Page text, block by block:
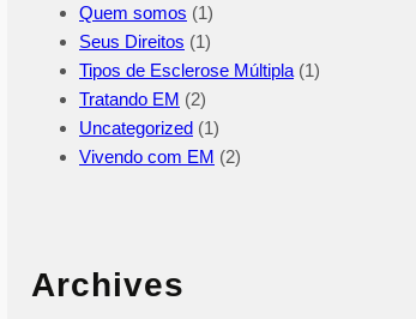
Quem somos (1)
Seus Direitos (1)
Tipos de Esclerose Múltipla (1)
Tratando EM (2)
Uncategorized (1)
Vivendo com EM (2)
Archives